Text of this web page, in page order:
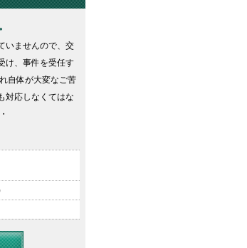
いませんので、交
け、事件を受任す
自体が大変なご苦
対応しなくてはな